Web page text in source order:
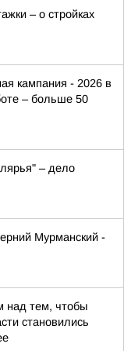
– о стройках
кампания - 2026 в
– больше 50
– дело
Мурманский -
над тем, чтобы
становились